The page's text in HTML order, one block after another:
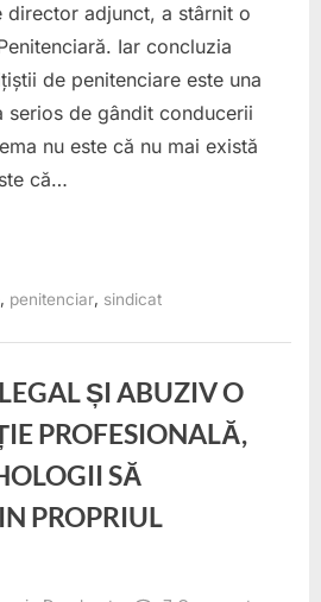
adjunct, a stârnit o
Iar concluzia
de penitenciare este una
serios de gândit conducerii
nu este că nu mai există
că…
, penitenciar, sindicat
ȘI ABUZIV O
PROFESIONALĂ,
SĂ
PROPRIUL